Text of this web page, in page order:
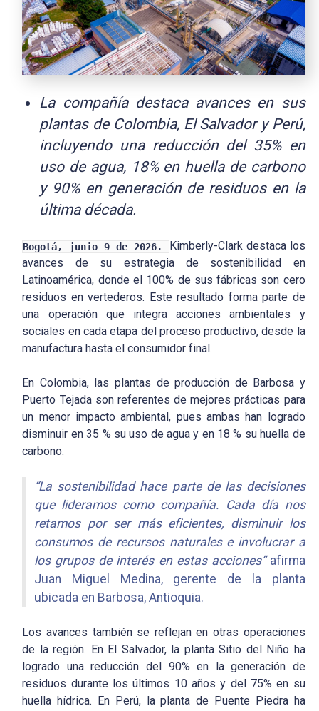
La compañía destaca avances en sus
plantas de Colombia, El Salvador y Perú,
incluyendo una reducción del 35% en
uso de agua, 18% en huella de carbono
y 90% en generación de residuos en la
última década.
Bogotá, junio 9 de 2026.
Kimberly-Clark destaca los
avances de su estrategia de sostenibilidad en
Latinoamérica, donde el 100% de sus fábricas son cero
residuos en vertederos. Este resultado forma parte de
una operación que integra acciones ambientales y
sociales en cada etapa del proceso productivo, desde la
manufactura hasta el consumidor final.
En Colombia, las plantas de producción de Barbosa y
Puerto Tejada son referentes de mejores prácticas para
un menor impacto ambiental, pues ambas han logrado
disminuir en 35 % su uso de agua y en 18 % su huella de
carbono.
“La sostenibilidad hace parte de las decisiones
que lideramos como compañía. Cada día nos
retamos por ser más eficientes, disminuir los
consumos de recursos naturales e involucrar a
los grupos de interés en estas acciones”afirma
Juan Miguel Medina, gerente de la planta
ubicada en Barbosa, Antioquia.
Los avances también se reflejan en otras operaciones
de la región. En El Salvador, la planta Sitio del Niño ha
logrado una reducción del 90% en la generación de
residuos durante los últimos 10 años y del 75% en su
huella hídrica. En Perú, la planta de Puente Piedra ha